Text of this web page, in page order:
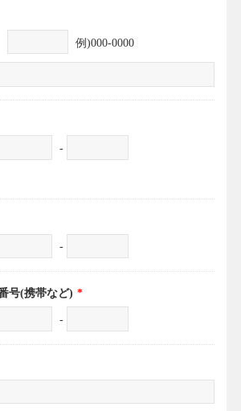
例)000-0000
-
-
号(携帯など) *
-